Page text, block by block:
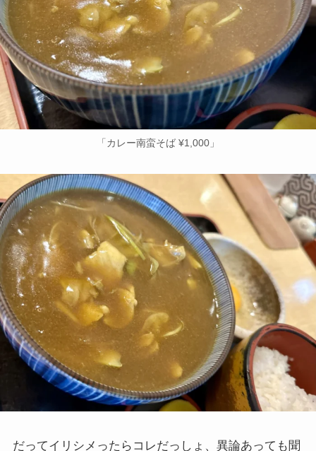
「カレー南蛮そば ¥1,000」
だってイリシメったらコレだっしょ、異論あっても聞